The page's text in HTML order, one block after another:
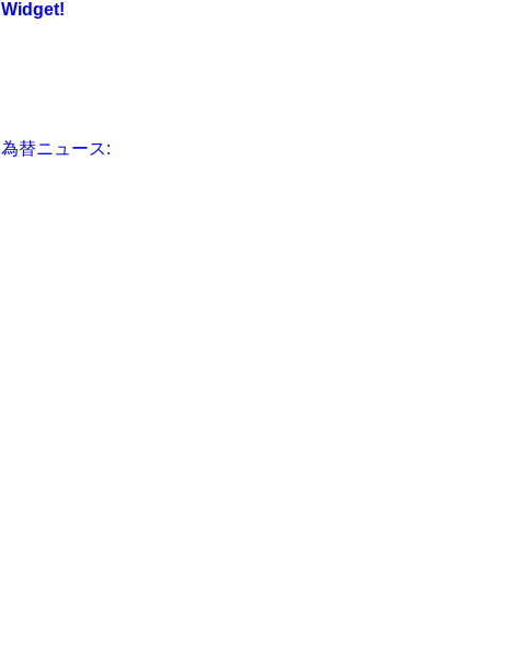
Widget!
為替ニュース: